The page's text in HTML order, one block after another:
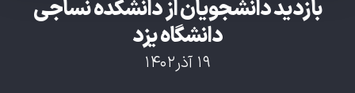
بازدید دانشجویان از دانشکده نساجی
دانشگاه یزد
۱۹ آذر۱۴۰۲